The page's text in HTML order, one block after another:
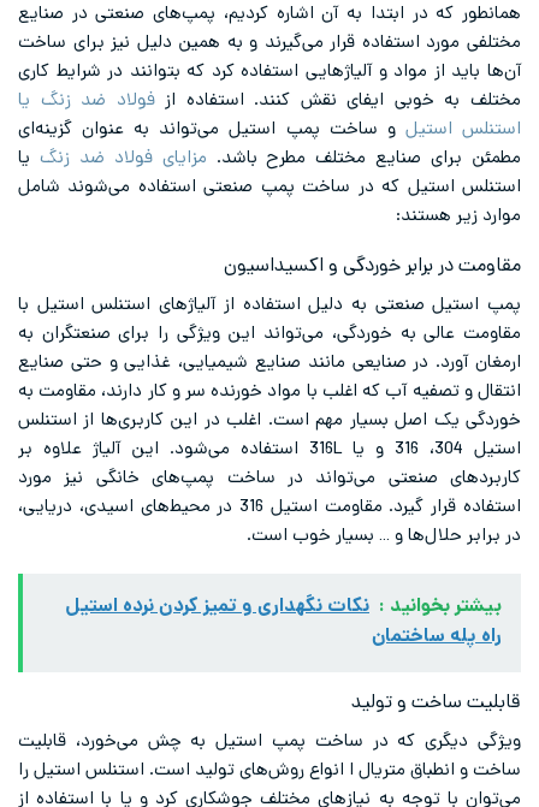
همانطور که در ابتدا به آن اشاره کردیم، پمپ‌های صنعتی در صنایع
مختلفی مورد استفاده قرار می‌گیرند و به همین دلیل نیز برای ساخت
آن‌‌ها باید از مواد و آلیاژهایی استفاده کرد که بتوانند در شرایط کاری
مختلف به خوبی ایفای نقش کنند. استفاده ازفولاد ضد زنگ یا
استنلس استیل و ساخت پمپ استیل می‌تواند به عنوان گزینه‌ای
مطمئن برای صنایع مختلف مطرح باشد. مزایای فولاد ضد زنگ یا
استنلس استیل که در ساخت پمپ صنعتی استفاده می‌شوند شامل
موارد زیر هستند:
مقاومت در برابر خوردگی و اکسیداسیون
پمپ استیل صنعتی به دلیل استفاده از آلیاژهای استنلس استیل با
مقاومت عالی به خوردگی، می‌تواند این ویژگی را برای صنعتگران به
ارمغان آورد. در صنایعی مانند صنایع شیمیایی، غذایی و حتی صنایع
انتقال و تصفیه آب که اغلب با مواد خورنده سر و کار دارند، مقاومت به
خوردگی یک اصل بسیار مهم است. اغلب در این کاربری‌ها از استنلس
استیل 304، 316 و یا 316L استفاده می‌شود. این آلیاژ علاوه بر
کاربردهای صنعتی می‌تواند در ساخت پمپ‌های خانگی نیز مورد
استفاده قرار گیرد. مقاومت استیل 316 در محیط‌های اسیدی، دریایی،
در برابر حلال‌ها و … بسیار خوب است.
بیشتر بخوانید : نکات نگهداری و تمیز کردن نرده استیل
راه پله ساختمان
قابلیت ساخت و تولید
ویژگی دیگری که در ساخت پمپ استیل به چش می‌خورد، قابلیت
ساخت و انطباق متریال ا انواع روش‌های تولید است. استنلس استیل را
می‌توان با توجه به نیازهای مختلف جوشکاری کرد و یا با استفاده از